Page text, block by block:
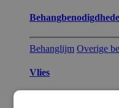
Behanglijm Overige
Vlies